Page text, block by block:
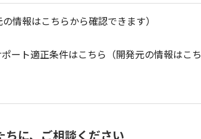
情報はこちらから確認できます）
ート適正条件はこちら（開発元の情報はこ
に、ご相談ください